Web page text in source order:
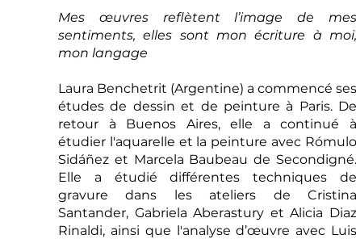
Mes œuvres reflètent l’image de mes
sentiments, elles sont mon écriture à moi,
mon langage
Laura Benchetrit (Argentine) a commencé ses
études de dessin et de peinture à Paris. De
retour à Buenos Aires, elle a continué à
étudier l'aquarelle et la peinture avec Rómulo
Sidáñez et Marcela Baubeau de Secondigné.
Elle a étudié différentes techniques de
gravure dans les ateliers de Cristina
Santander, Gabriela Aberastury et Alicia Diaz
Rinaldi, ainsi que l'analyse d’œuvre avec Luis